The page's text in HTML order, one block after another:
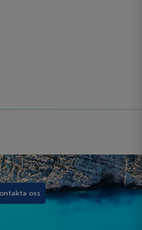
oss